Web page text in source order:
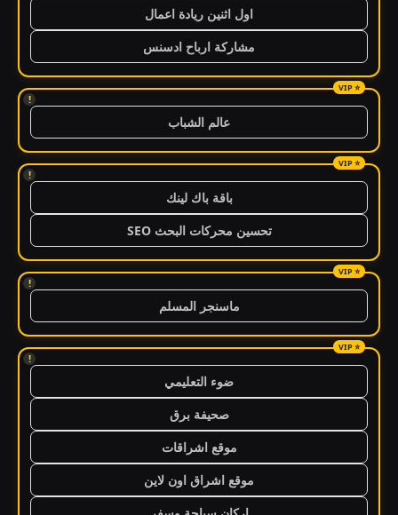
اول اثنين ريادة اعمال
مشاركة ارباح ادسنس
!
عالم الشباب
!
باقة باك لينك
تحسين محركات البحث SEO
!
ماسنجر المسلم
!
ضوء التعليمي
صحيفة برق
موقع اشراقات
موقع اشراق اون لاين